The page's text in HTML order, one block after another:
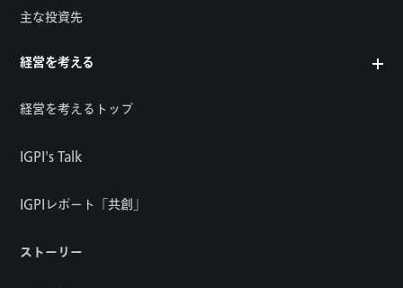
主な投資先
経営を考える
経営を考えるトップ
IGPI's Talk
IGPIレポート「共創」
ストーリー